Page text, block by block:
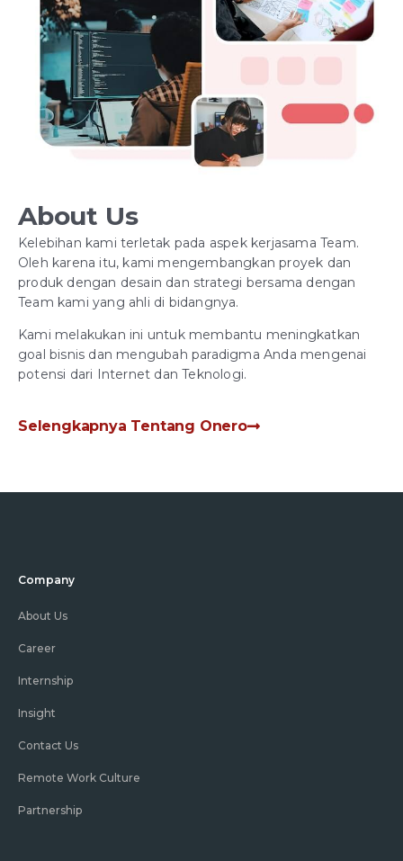
About Us
Kelebihan kami terletak pada aspek kerjasama Team.
Oleh karena itu, kami mengembangkan proyek dan
produk dengan desain dan strategi bersama dengan
Team kami yang ahli di bidangnya.
Kami melakukan ini untuk membantu meningkatkan
goal bisnis dan mengubah paradigma Anda mengenai
potensi dari Internet dan Teknologi.
Selengkapnya Tentang Onero
Company
About Us
Career
Internship
Insight
Contact Us
Remote Work Culture
Partnership